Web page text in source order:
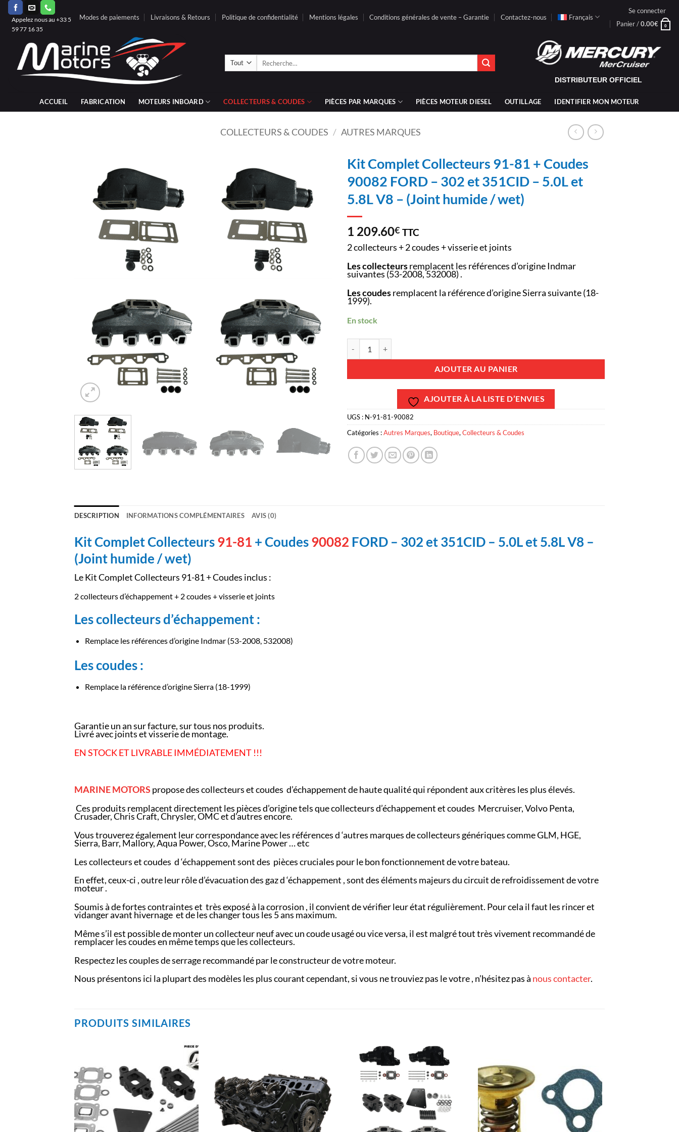
Passer
contenu
Appelez nous au +33 5
59 77 16 35
Modes de paiements Livraisons & Retours Politique de confidentialité Mentions légales Conditions générales de vente – Garantie Contactez-nous Français
Se connecter
Panier /0.00€ 0
Recherche
DISTRIBUTEUR OFFICIEL
ACCUEIL FABRICATION MOTEURS INBOARD COLLECTEURS & COUDES PIÈCES PAR MARQUES PIÈCES MOTEUR DIESEL OUTILLAGE IDENTIFIER MON MOTEUR
COLLECTEURS & COUDES / AUTRES MARQUES
AJOUTER
À LA
LISTE
Kit Complet Collecteurs 91-81 + Coudes
90082 FORD – 302 et 351CID – 5.0L et
5.8L V8 – (Joint humide / wet)
1 209.60€ TTC
2 collecteurs + 2 coudes + visserie et joints
Les collecteursremplacent les références d’origine Indmar
suivantes (53-2008, 532008) .
Les coudesremplacent la référence d’origine Sierra suivante (18-
1999).
En stock
AJOUTER AU PANIER
AJOUTER À LA LISTE D’ENVIES
UGS : N-91-81-90082
Catégories :Autres Marques, Boutique,Collecteurs & Coudes
DESCRIPTION INFORMATIONS COMPLÉMENTAIRES AVIS (0)
Kit Complet Collecteurs 91-81 + Coudes 90082 FORD – 302 et 351CID – 5.0L et 5.8L V8 –
(Joint humide / wet)
Le Kit Complet Collecteurs 91-81 + Coudes inclus :
2 collecteurs d’échappement + 2 coudes + visserie et joints
Les collecteurs d’échappement :
Remplace les références d’origine Indmar (53-2008, 532008)
Les coudes :
Remplace la référence d’origine Sierra (18-1999)
Garantie un an sur facture, sur tous nos produits.
Livré avec joints et visserie de montage.
EN STOCK ET LIVRABLE IMMÉDIATEMENT !!!
MARINEMOTORS propose des collecteurs et coudes d’échappement de haute qualité qui répondent aux critères les plus élevés.
Ces produits remplacent directement les pièces d’origine tels que collecteurs d’échappement et coudes Mercruiser, Volvo Penta,
Crusader, Chris Craft, Chrysler, OMC et d’autres encore.
Vous trouverez également leur correspondance avec les références d ‘autres marques de collecteurs génériques comme GLM, HGE,
Sierra, Barr, Mallory, Aqua Power, Osco, Marine Power … etc
Les collecteurs et coudes d ‘échappement sont des pièces cruciales pour le bon fonctionnement de votre bateau.
En effet, ceux-ci , outre leur rôle d’évacuation des gaz d ‘échappement , sont des éléments majeurs du circuit de refroidissement de votre
moteur .
Soumis à de fortes contraintes et très exposé à la corrosion , il convient de vérifier leur état régulièrement. Pour cela il faut les rincer et
vidanger avant hivernage et de les changer tous les 5 ans maximum.
Même s’il est possible de monter un collecteur neuf avec un coude usagé ou vice versa, il est malgré tout très vivement recommandé de
remplacer les coudes en même temps que les collecteurs.
Respectez les couples de serrage recommandé par le constructeur de votre moteur.
Nous présentons ici la plupart des modèles les plus courant cependant, si vous ne trouviez pas le votre , n’hésitez pas à nous contacter.
PRODUITS SIMILAIRES
AJOUTER
À LA
LISTE
D’ENVIES
À LA
LISTE
D’ENVIES
AJOUTER
À LA
D’ENVIES
AJOUTER
À LA
D’ENVIES